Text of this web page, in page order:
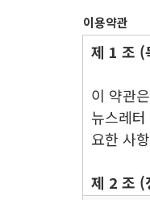
이용약관
제 1 조 (
이 약관
뉴스레
요한 사
제 2 조 (